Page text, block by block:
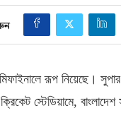
রূপ নিয়েছে।
স্টেডিয়ামে,